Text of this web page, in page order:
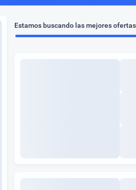
Estamos buscando las mejores